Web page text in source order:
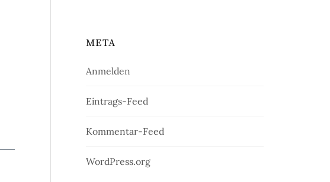
META
Anmelden
Eintrags-Feed
Kommentar-Feed
WordPress.org